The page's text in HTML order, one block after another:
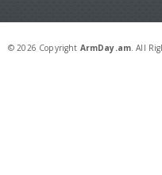
© 2026 Copyright ArmDay.am. All